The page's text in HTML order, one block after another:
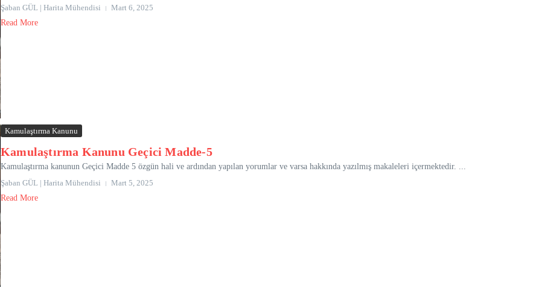
Şaban GÜL | Harita Mühendisi
Mart 6, 2025
Read More
Kamulaştırma Kanunu
Kamulaştırma Kanunu Geçici Madde-5
Kamulaştırma kanunun Geçici Madde 5 özgün hali ve ardından yapılan yorumlar ve varsa hakkında yazılmış makaleleri içermektedir. ...
Şaban GÜL | Harita Mühendisi
Mart 5, 2025
Read More